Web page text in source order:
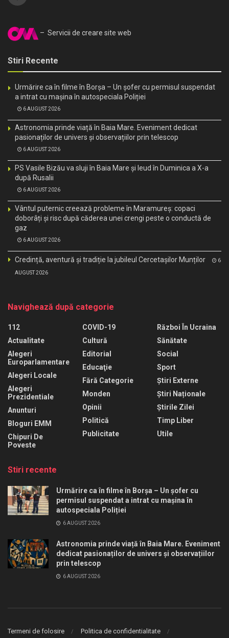
– Servicii de creare site web
Stiri Recente
Urmărire ca în filme în Borșa – Un șofer cu permisul suspendat
a intrat cu mașina în autospeciala Poliției
6 AUGUST 2026
Astronomia prinde viață în Baia Mare. Eveniment dedicat
pasionaților de univers și observațiilor prin telescop
6 AUGUST 2026
PS Vasile Bizău va sluji în Baia Mare și Ieud în Duminica a X-a
după Rusalii
6 AUGUST 2026
Vântul puternic creează probleme în Maramureș: copaci
doborâți și risc după căderea unei crengi peste o conductă de
gaz
6 AUGUST 2026
Credință, aventură și tradiție la jubileul Cercetașilor Munților 6
AUGUST 2026
Navighează după categorie
112
Actualitate
Alegeri
Europarlamentare
Alegeri Locale
Alegeri
Prezidentiale
Anunturi
Bloguri EMM
Chipuri De
Poveste
COVID-19
Cultură
Editorial
Educaţie
Fără Categorie
Monden
Opinii
Politică
Publicitate
Război În Ucraina
Sănătate
Social
Sport
Știri Externe
Știri Naționale
Știrile Zilei
Timp Liber
Utile
Stiri recente
Urmărire ca în filme în Borșa – Un șofer cu
permisul suspendat a intrat cu mașina în
autospeciala Poliției
6 AUGUST 2026
Astronomia prinde viață în Baia Mare. Eveniment
dedicat pasionaților de univers și observațiilor
prin telescop
6 AUGUST 2026
Termeni de folosire Politica de confidentialitate